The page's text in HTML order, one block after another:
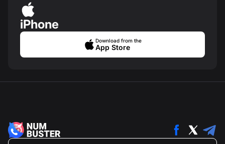
iPhone
Download from the
App Store